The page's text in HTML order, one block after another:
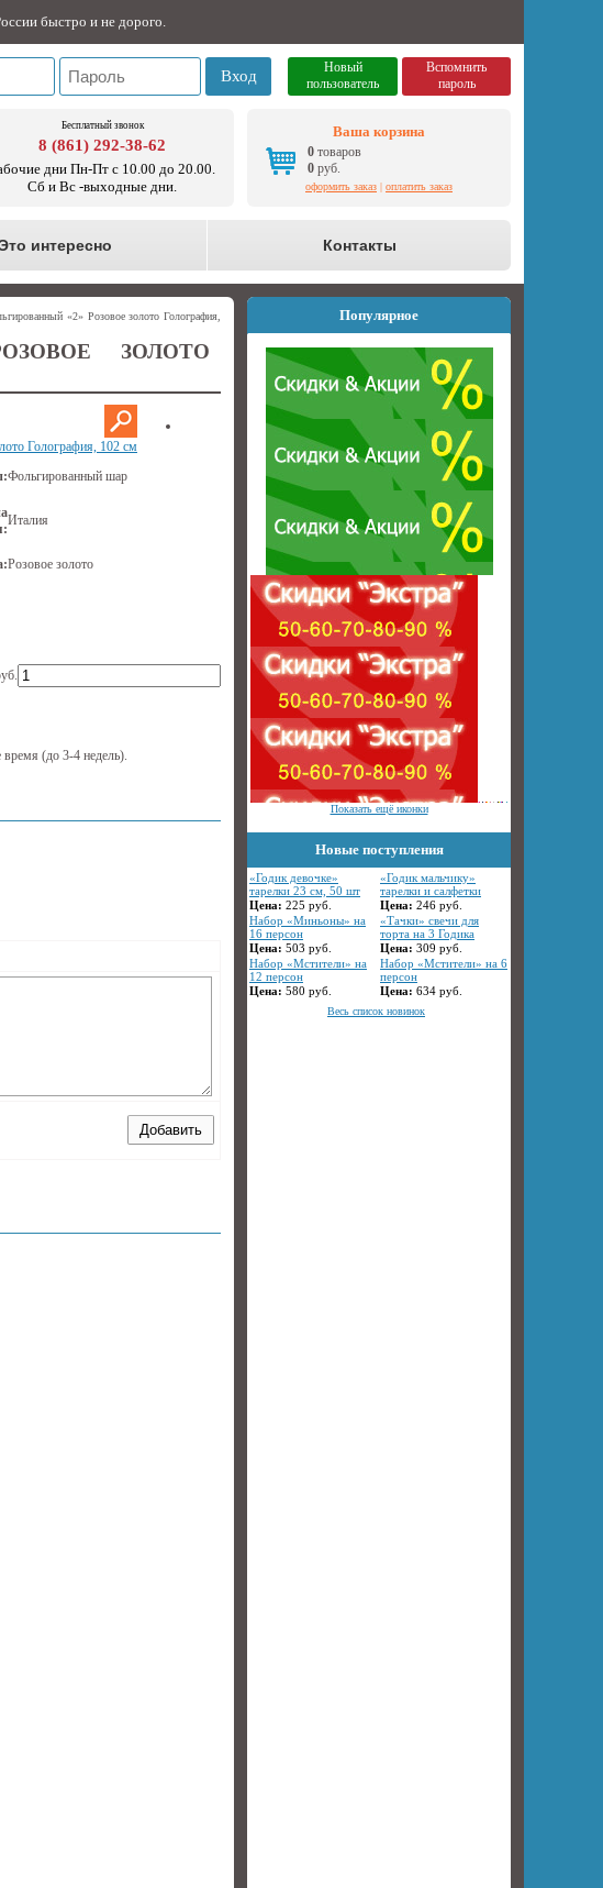
быстро и не дорого.
Вход
Новый
пользователь
Вспомнить
пароль
Бесплатный звонок
8 (861) 292-38-62
дни Пн-Пт с 10.00 до 20.00.
Сб и Вс -выходные дни.
Ваша корзина
0 товаров
0 руб.
оформить заказ | оплатить заказ
интересно Контакты
«2» Розовое золото Голография,
ЗОЛОТО
Голография, 102 см
Фольгированный шар
Италия
Розовое золото
время (до 3-4 недель).
Популярное
Показать ещё иконки
Новые поступления
«Годик девочке»
тарелки 23 см, 50 шт
Цена: 225 руб.
«Годик мальчику»
тарелки и салфетки
Цена: 246 руб.
Набор «Миньоны» на
16 персон
Цена: 503 руб.
«Тачки» свечи для
торта на 3 Годика
Цена: 309 руб.
Набор «Мстители» на
12 персон
Цена: 580 руб.
Набор «Мстители» на 6
персон
Цена: 634 руб.
Весь список новинок